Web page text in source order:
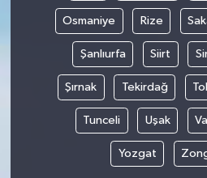
Osmaniye Rize
Şanlıurfa Siirt
Şırnak Tekirdağ
Tunceli Uşak
Yozgat